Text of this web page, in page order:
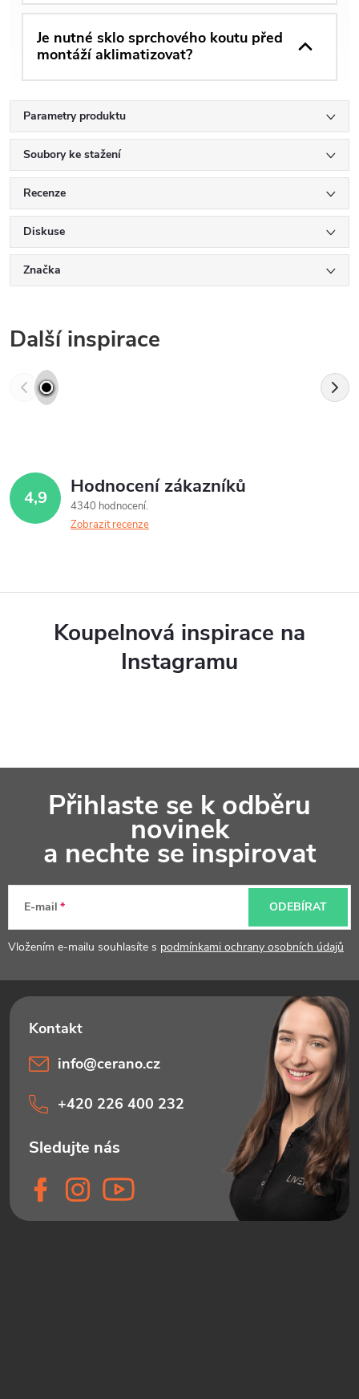
Je nutné sklo sprchového koutu před
montáží aklimatizovat?
Parametry produktu
Soubory ke stažení
Recenze
Diskuse
Značka
Další inspirace
4,9 Hodnocení zákazníků
4340 hodnocení
Zobrazit recenze
Koupelnová inspirace na
Instagramu
a
Přihlaste se k odběru
novinek
a nechte se inspirovat
E-mail
Vložením e-mailu souhlasíte s podmínkami ochrany osobních údajů
ODEBÍRAT
info@cerano.cz
+420 226 400 232